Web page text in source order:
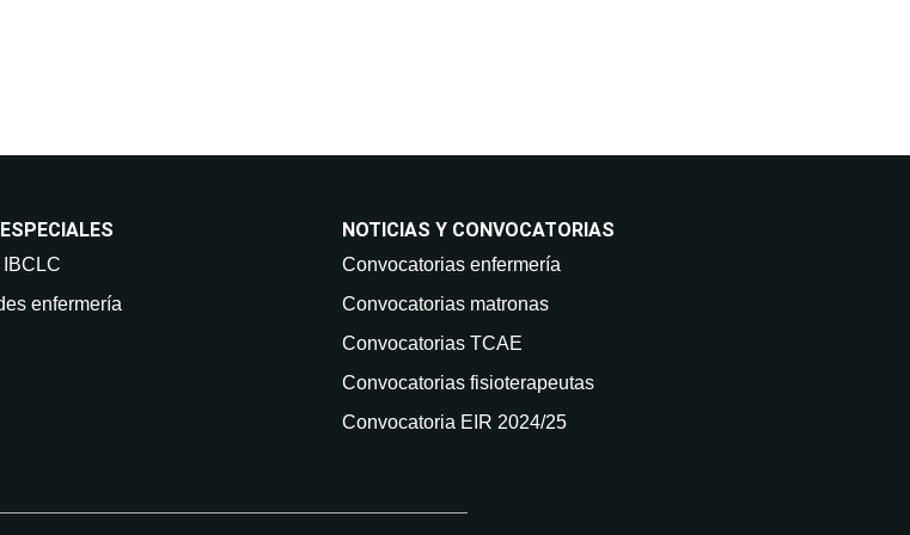
enfermería
NOTICIAS Y CONVOCATORIAS
Convocatorias enfermería
Convocatorias matronas
Convocatorias TCAE
Convocatorias fisioterapeutas
Convocatoria EIR 2024/25